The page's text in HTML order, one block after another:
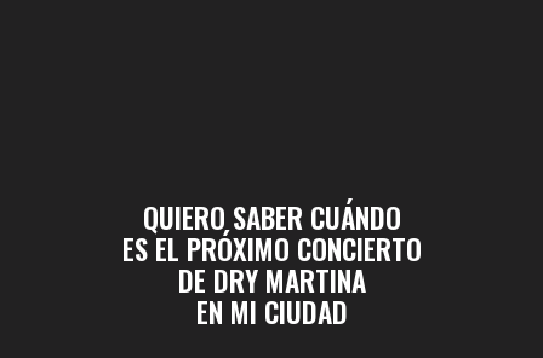
QUIERO SABER CUÁNDO
ES EL PRÓXIMO CONCIERTO
DE DRY MARTINA
EN MI CIUDAD